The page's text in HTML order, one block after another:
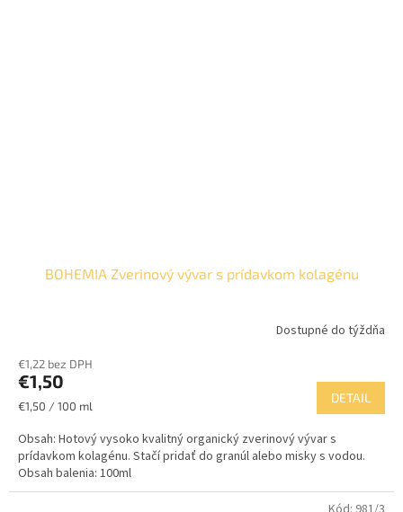
BOHEMIA Zverinový vývar s prídavkom kolagénu
Dostupné do týždňa
€1,22 bez DPH
€1,50
Jednotková
€1,50 / 100 ml
DETAIL
Obsah: Hotový vysoko kvalitný organický zverinový vývar s
prídavkom kolagénu. Stačí pridať do granúl alebo misky s vodou.
Obsah balenia: 100ml